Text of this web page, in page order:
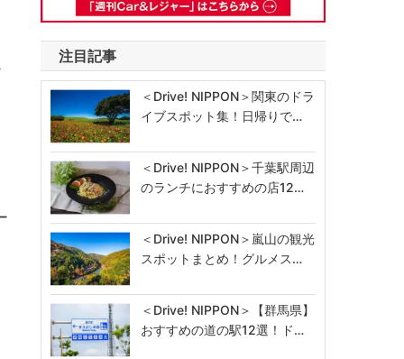
注目記事
＜Drive! NIPPON＞関東のドラ
イブスポット集！日帰りで…
＜Drive! NIPPON＞千葉駅周辺
のランチにおすすめの店12…
＜Drive! NIPPON＞嵐山の観光
スポットまとめ！グルメス…
＜Drive! NIPPON＞【群馬県】
おすすめの道の駅12選！ド…